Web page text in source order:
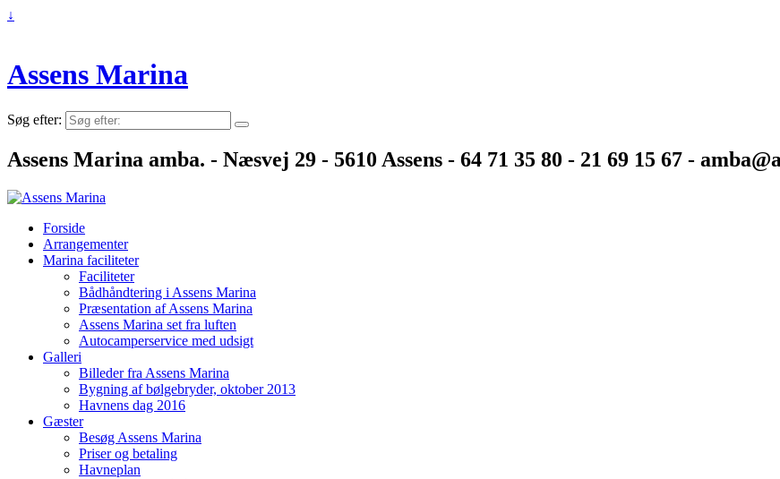
↓
Assens Marina
Søg efter:
Assens Marina amba. - Næsvej 29 - 5610 Assens - 64 71 35 80 - 21 69 15 67 -
Forside
Arrangementer
Marina faciliteter
Faciliteter
Bådhåndtering i Assens Marina
Præsentation af Assens Marina
Assens Marina set fra luften
Autocamperservice med udsigt
Galleri
Billeder fra Assens Marina
Bygning af bølgebryder, oktober 2013
Havnens dag 2016
Gæster
Besøg Assens Marina
Priser og betaling
Havneplan